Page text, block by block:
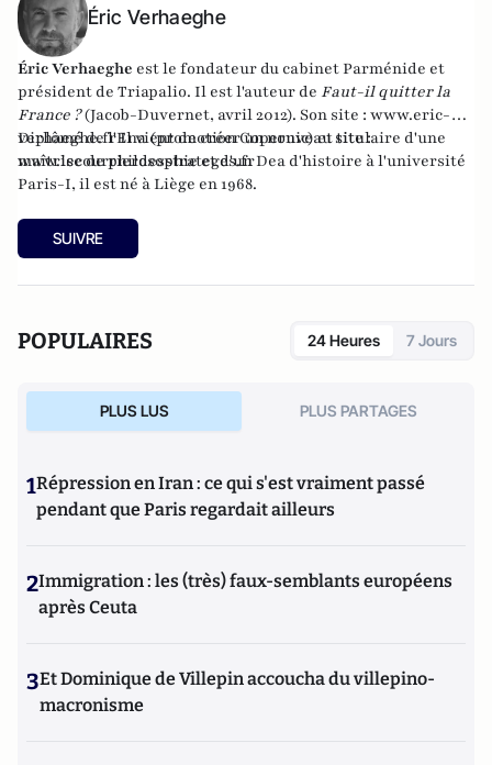
Éric Verhaeghe
Éric Verhaeghe est le fondateur du cabinet Parménide et
président de Triapalio. Il est l'auteur de Faut-il quitter la
France ?(Jacob-Duvernet, avril 2012). Son site : www.eric-
verhaeghe.frIl vient de créer un nouveau site :
www.lecourrierdesstrateges.fr
Diplômé de l'Ena (promotion Copernic) et titulaire d'une
maîtrise de philosophie et d'un Dea d'histoire à l'université
Paris-I, il est né à Liège en 1968.
SUIVRE
POPULAIRES 24 Heures 7 Jours
PLUS LUS PLUS PARTAGES
1Répression en Iran : ce qui s'est vraiment passé
pendant que Paris regardait ailleurs
2Immigration : les (très) faux-semblants européens
après Ceuta
3Et Dominique de Villepin accoucha du villepino-
macronisme